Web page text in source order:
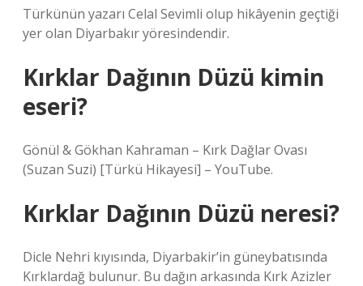
Türkünün yazarı Celal Sevimli olup hikâyenin geçtiği
yer olan Diyarbakır yöresindendir.
Kırklar Dağının Düzü kimin
eseri?
Gönül & Gökhan Kahraman – Kırk Dağlar Ovası
(Suzan Suzi) [Türkü Hikayesi] – YouTube.
Kırklar Dağının Düzü neresi?
Dicle Nehri kıyısında, Diyarbakir’in güneybatısında
Kırklardağ bulunur. Bu dağın arkasında Kırk Azizler